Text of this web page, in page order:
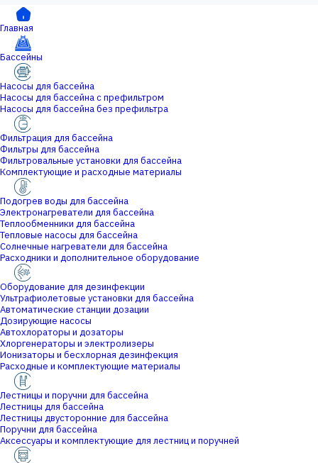
Главная
Бассейны
Насосы для бассейна
Насосы для бассейна с префильтром
Насосы для бассейна без префильтра
Фильтрация для бассейна
Фильтры для бассейна
Фильтровальные установки для бассейна
Комплектующие и расходные материалы
Подогрев воды для бассейна
Электронагреватели для бассейна
Теплообменники для бассейна
Тепловые насосы для бассейна
Солнечные нагреватели для бассейна
Расходники и дополнительное оборудование
Оборудование для дезинфекции
Ультрафиолетовые установки для бассейна
Автоматические станции дозации
Дозирующие насосы
Автохлораторы и дозаторы
Хлоргенераторы и электролизеры
Ионизаторы и бесхлорная дезинфекция
Расходные и комплектующие материалы
Лестницы и поручни для бассейна
Лестницы для бассейна
Лестницы двусторонние для бассейна
Поручни для бассейна
Аксессуары и комплектующие для лестниц и поручней